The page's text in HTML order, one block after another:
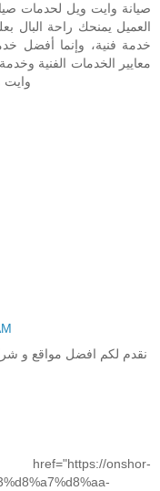
صيانة وايت ويل لحدمات
العميل يمنحك راحة
خدمة فنية، وإنما أفضل
معايير الخدمات الفنية
وايت
نقدم لكم افضل مواقع و
onshor-